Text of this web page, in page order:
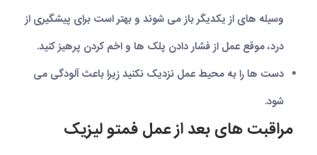
وسیله های از یکدیگر باز می شوند و بهتر است برای پیشگیری از
درد، موقع عمل از فشار دادن پلک ها و اخم کردن پرهیز کنید.
دست‌ ها را به محیط عمل نزدیک نکنید زیرا باعث آلودگی می
شود.
مراقبت های بعد از عمل فمتو لیزیک